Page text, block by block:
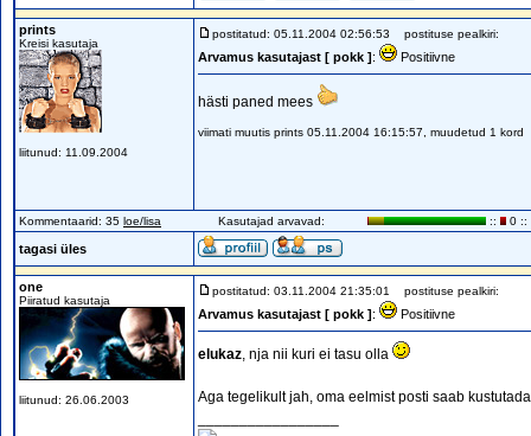
prints
Kreisi kasutaja
liitunud: 11.09.2004
postitatud: 05.11.2004 02:56:53 postituse pealkiri:
Arvamus kasutajast [ pokk ]: Positiivne
hästi paned mees
viimati muutis prints 05.11.2004 16:15:57, muudetud 1 kord
Kommentaarid: 35 loe/lisa Kasutajad arvavad: :: 0 ::
tagasi üles
one
Piiratud kasutaja
liitunud: 26.06.2003
postitatud: 03.11.2004 21:35:01 postituse pealkiri:
Arvamus kasutajast [ pokk ]: Positiivne
elukaz, nja nii kuri ei tasu olla
Aga tegelikult jah, oma eelmist posti saab